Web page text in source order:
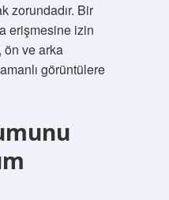
zorundadır. Bir
erişmesine izin
ve arka
görüntülere